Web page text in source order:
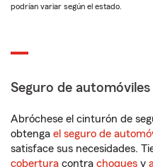
podrían variar según el estado.
Seguro de automóviles
Abróchese el cinturón de
obtenga el seguro de
satisface sus necesidades.
cobertura contra choques y